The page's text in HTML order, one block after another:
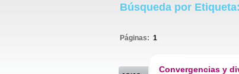
Búsqueda por
Páginas: 1
Convergencias y